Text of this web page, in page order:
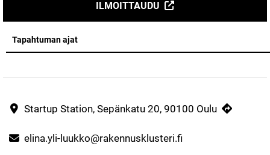
ILMOITTAUDU
Tapahtuman ajat
Startup Station, Sepänkatu 20, 90100 Oulu
elina.yli-luukko@rakennusklusteri.fi